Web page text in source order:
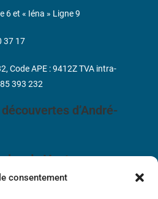
consentement
d’André-
de Vente
6 et « Iéna » Ligne 9
37 17
Code APE : 9412Z TVA intra-
393 232